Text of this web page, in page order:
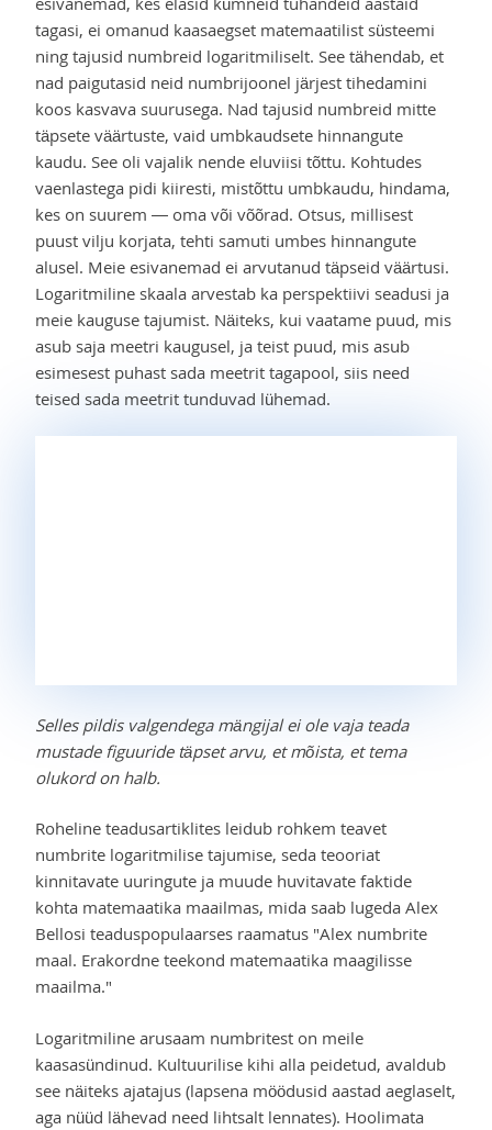
tagasi, ei omanud kaasaegset matemaatilist süsteemi
ning tajusid numbreid logaritmiliselt. See tähendab, et
nad paigutasid neid numbrijoonel järjest tihedamini
koos kasvava suurusega. Nad tajusid numbreid mitte
täpsete väärtuste, vaid umbkaudsete hinnangute
kaudu. See oli vajalik nende eluviisi tõttu. Kohtudes
vaenlastega pidi kiiresti, mistõttu umbkaudu, hindama,
kes on suurem — oma või võõrad. Otsus, millisest
puust vilju korjata, tehti samuti umbes hinnangute
alusel. Meie esivanemad ei arvutanud täpseid väärtusi.
Logaritmiline skaala arvestab ka perspektiivi seadusi ja
meie kauguse tajumist. Näiteks, kui vaatame puud, mis
asub saja meetri kaugusel, ja teist puud, mis asub
esimesest puhast sada meetrit tagapool, siis need
teised sada meetrit tunduvad lühemad.
Selles pildis valgendega mängijal ei ole vaja teada
mustade figuuride täpset arvu, et mõista, et tema
olukord on halb.
Roheline teadusartiklites leidub rohkem teavet
numbrite logaritmilise tajumise, seda teooriat
kinnitavate uuringute ja muude huvitavate faktide
kohta matemaatika maailmas, mida saab lugeda Alex
Bellosi teaduspopulaarses raamatus "Alex numbrite
maal. Erakordne teekond matemaatika maagilisse
maailma."
Logaritmiline arusaam numbritest on meile
kaasasündinud. Kultuurilise kihi alla peidetud, avaldub
see näiteks ajatajus (lapsena möödusid aastad aeglaselt,
aga nüüd lähevad need lihtsalt lennates). Hoolimata